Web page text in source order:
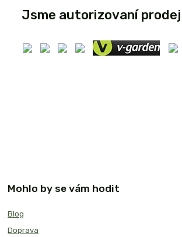
Jsme autorizovaní
Mohlo by se vám hodit
Blog
Doprava